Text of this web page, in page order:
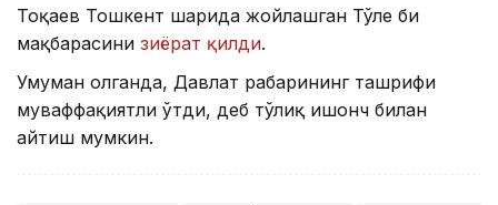
Тоқаев Тошкент шаҳрида жойлашган Тўле би
мақбарасини зиёрат қилди.
Умуман олганда, Давлат раҳбарининг ташрифи
муваффақиятли ўтди, деб тўлиқ ишонч билан
айтиш мумкин.